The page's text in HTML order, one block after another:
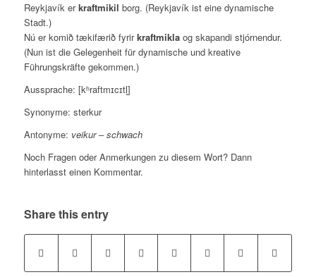
Reykjavík erkraftmikil borg. (Reykjavík ist eine dynamische
Stadt.)
Nú er komið tækifærið fyrirkraftmiklaog skapandi stjórnendur.
(Nun ist die Gelegenheit für dynamische und kreative
Führungskräfte gekommen.)
Aussprache: [kʰraftmɪcɪtl̥]
Synonyme: sterkur
Antonyme: veikur – schwach
Noch Fragen oder Anmerkungen zu diesem Wort? Dann
hinterlasst einen Kommentar.
Share this entry